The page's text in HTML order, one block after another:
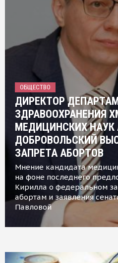
ОБЩЕСТВО
ДИРЕКТОР
ЗДРАВООХРАНЕНИЯ
МЕДИЦИНСКИХ НАУК
ДОБРОВОЛЬСКИЙ
ЗАПРЕТА АБОРТОВ
Мнение кандидата
на фоне последнего
Кирилла о федеральном
абортам и заявления
Павловой